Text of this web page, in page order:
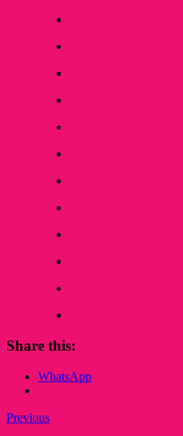
Share this:
WhatsApp
Previous